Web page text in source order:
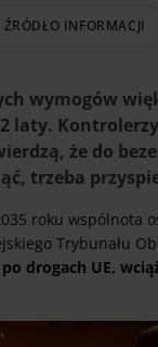
ŹRÓDŁO INFORMACJI
wymogów
laty.
że do
trzeba
roku wspólnota
Trybunału
drogach UE,